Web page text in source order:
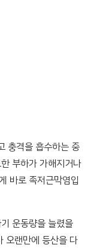
충격을 흡수하는 중
부하가 가해지거나
바로 족저근막염입
운동량을 늘렸을
오랜만에 등산을 다